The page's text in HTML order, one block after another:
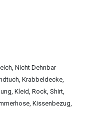
Nicht Dehnbar
Krabbeldecke,
Kleid, Rock, Shirt,
Kissenbezug,